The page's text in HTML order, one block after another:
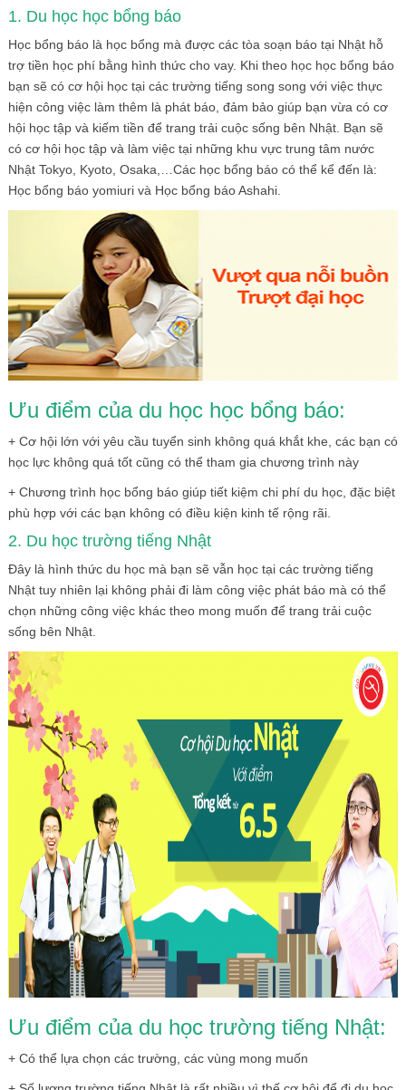
1. Du học học bổng báo
Học bổng báo là học bổng mà được các tòa soạn báo tại Nhật hỗ
trợ tiền học phí bằng hình thức cho vay. Khi theo học học bổng báo
bạn sẽ có cơ hội học tại các trường tiếng song song với việc thực
hiện công việc làm thêm là phát báo, đảm bảo giúp bạn vừa có cơ
hội học tập và kiếm tiền để trang trải cuộc sống bên Nhật. Bạn sẽ
có cơ hội học tập và làm việc tại những khu vực trung tâm nước
Nhật Tokyo, Kyoto, Osaka,…Các học bổng báo có thể kể đến là:
Học bổng báo yomiuri và Học bổng báo Ashahi.
Ưu điểm của du học học bổng báo:
+ Cơ hội lớn với yêu cầu tuyển sinh không quá khắt khe, các bạn có
học lực không quá tốt cũng có thể tham gia chương trình này
+ Chương trình học bổng báo giúp tiết kiệm chi phí du học, đặc biệt
phù hợp với các bạn không có điều kiện kinh tế rộng rãi.
2. Du học trường tiếng Nhật
Đây là hình thức du học mà bạn sẽ vẫn học tại các trường tiếng
Nhật tuy nhiên lại không phải đi làm công việc phát báo mà có thể
chọn những công việc khác theo mong muốn để trang trải cuộc
sống bên Nhật.
Ưu điểm của du học trường tiếng Nhật:
+ Có thể lựa chọn các trường, các vùng mong muốn